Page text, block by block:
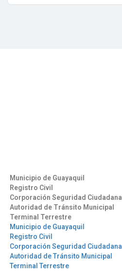
Municipio de Guayaquil
Registro Civil
Corporación Seguridad Ciudadana
Autoridad de Tránsito Municipal
Terminal Terrestre
Municipio de Guayaquil
Registro Civil
Corporación Seguridad Ciudadana
Autoridad de Tránsito Municipal
Terminal Terrestre